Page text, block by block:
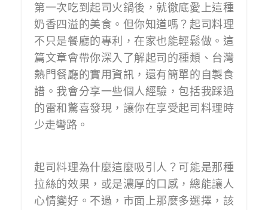
第一次吃到起司火鍋後，就徹底愛上這種
奶香四溢的美食。但你知道嗎？起司料理
不只是餐廳的專利，在家也能輕鬆做。這
篇文章會帶你深入了解起司的種類、台灣
熱門餐廳的實用資訊，還有簡單的自製食
譜。我會分享一些個人經驗，包括我踩過
的雷和驚喜發現，讓你在享受起司料理時
少走彎路。
起司料理為什麼這麼吸引人？可能是那種
拉絲的效果，或是濃厚的口感，總能讓人
心情變好。不過，市面上那麼多選擇，該